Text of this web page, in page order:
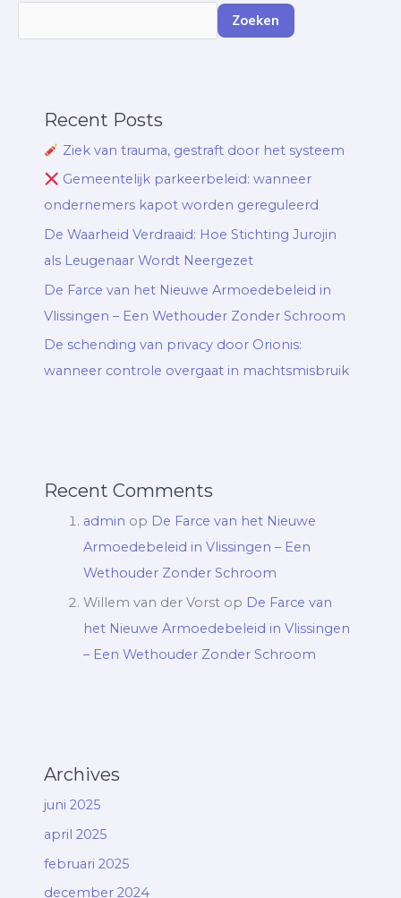
Zoeken
Recent Posts
Ziek van trauma, gestraft door het systeem
Gemeentelijk parkeerbeleid: wanneer
ondernemers kapot worden gereguleerd
De Waarheid Verdraaid: Hoe Stichting Jurojin
als Leugenaar Wordt Neergezet
De Farce van het Nieuwe Armoedebeleid in
Vlissingen – Een Wethouder Zonder Schroom
De schending van privacy door Orionis:
wanneer controle overgaat in machtsmisbruik
Recent Comments
admin op De Farce van het Nieuwe
Armoedebeleid in Vlissingen – Een
Wethouder Zonder Schroom
Willem van der Vorstop De Farce van
het Nieuwe Armoedebeleid in Vlissingen
– Een Wethouder Zonder Schroom
Archives
juni 2025
april 2025
februari 2025
december 2024